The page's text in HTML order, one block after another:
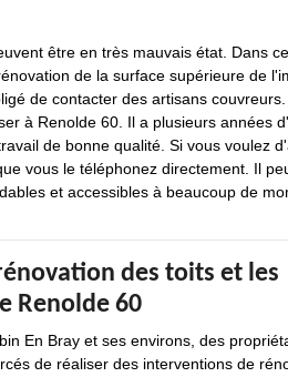
être en très mauvais état. Dans
de la surface supérieure de
de contacter des artisans
à Renolde 60. Il a plusieurs années
de bonne qualité. Si vous voulez
vous le téléphonez directement. Il
et accessibles à beaucoup de
des toits et les
Renolde 60
En Bray et ses environs, des
de réaliser des interventions de